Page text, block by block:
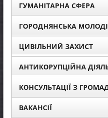
ГУМАНІТАРНА СФЕРА
ГОРОДНЯНСЬКА
ЦИВІЛЬНИЙ ЗАХИСТ
АНТИКОРУПЦІЙНА
КОНСУЛЬТАЦІЇ З
ВАКАНСІЇ